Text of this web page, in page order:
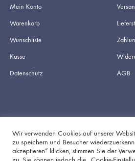
Mein Konto
Warenkorb
Wunschliste
Kasse
Datenschutz
AGB
Facebook
Wir verwenden Cookies auf unserer
zu speichern und Besucher
akzeptieren“ klicken, stimmen Sie der